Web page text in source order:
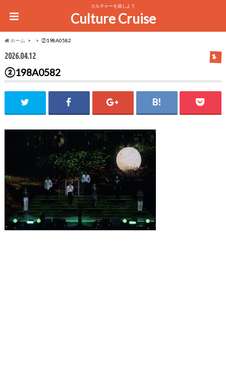
カルチャーを旅しよう
Culture Cruise
ホーム ②198A0582
2026.04.12
②198A0582